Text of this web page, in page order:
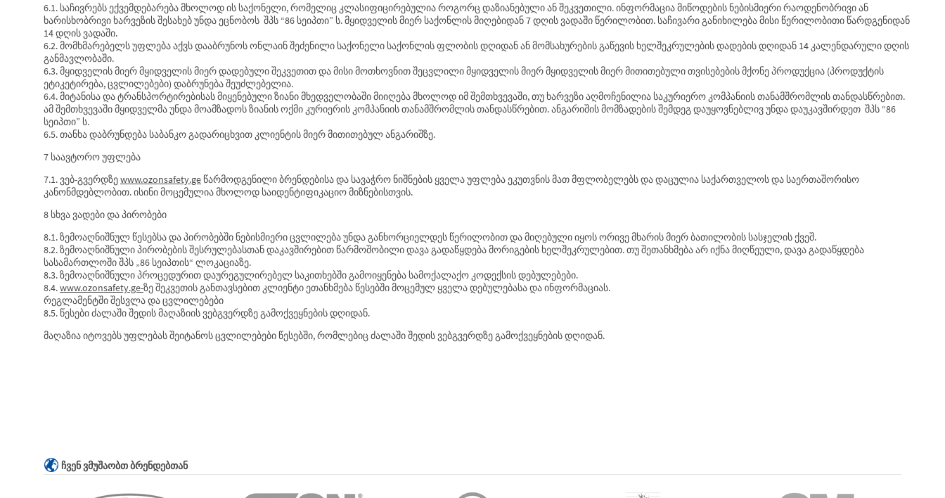
6.1. საჩივრებს ექვემდებარება მხოლოდ ის საქონელი, რომელიც კლასიფიცირებულია როგორც დაზიანებული ან შეკვეთილი. ინფორმაცია მიწოდების ნებისმიერი რაოდენობრივი ან
ხარისხობრივი ხარვეზის შესახებ უნდა ეცნობოს შპს “86 სეიპთი” ს. მყიდველის მიერ საქონლის მიღებიდან 7 დღის ვადაში წერილობით. საჩივარი განიხილება მისი წერილობითი წარდგენიდან
14 დღის ვადაში.
6.2. მომხმარებელს უფლება აქვს დააბრუნოს ონლაინ შეძენილი საქონელი საქონლის ფლობის დღიდან ან მომსახურების გაწევის ხელშეკრულების დადების დღიდან 14 კალენდარული დღის
განმავლობაში.
6.3. მყიდველის მიერ მყიდველის მიერ დადებული შეკვეთით და მისი მოთხოვნით შეცვლილი მყიდველის მიერ მყიდველის მიერ მითითებული თვისებების მქონე პროდუქცია (პროდუქტის
ეტიკეტირება, ცვლილებები) დაბრუნება შეუძლებელია.
6.4. მიტანისა და ტრანსპორტირებისას მიყენებული ზიანი მხედველობაში მიიღება მხოლოდ იმ შემთხვევაში, თუ ხარვეზი აღმოჩენილია საკურიერო კომპანიის თანამშრომლის თანდასწრებით.
ამ შემთხვევაში მყიდველმა უნდა მოამზადოს ზიანის ოქმი კურიერის კომპანიის თანამშრომლის თანდასწრებით. ანგარიშის მომზადების შემდეგ დაუყოვნებლივ უნდა დაუკავშირდეთ შპს “86
სეიპთი” ს.
6.5. თანხა დაბრუნდება საბანკო გადარიცხვით კლიენტის მიერ მითითებულ ანგარიშზე.
7 საავტორო უფლება
7.1. ვებ-გვერდზეwww.ozonsafety.ge წარმოდგენილი ბრენდებისა და სავაჭრო ნიშნების ყველა უფლება ეკუთვნის მათ მფლობელებს და დაცულია საქართველოს და საერთაშორისო
კანონმდებლობით. ისინი მოცემულია მხოლოდ საიდენტიფიკაციო მიზნებისთვის.
8 სხვა ვადები და პირობები
8.1. ზემოაღნიშნულ წესებსა და პირობებში ნებისმიერი ცვლილება უნდა განხორციელდეს წერილობით და მიღებული იყოს ორივე მხარის მიერ ბათილობის სასჯელის ქვეშ.
8.2. ზემოაღნიშნული პირობების შესრულებასთან დაკავშირებით წარმოშობილი დავა გადაწყდება მორიგების ხელშეკრულებით. თუ შეთანხმება არ იქნა მიღწეული, დავა გადაწყდება
სასამართლოში შპს „86 სეიპთის“ ლოკაციაზე.
8.3. ზემოაღნიშნული პროცედურით დაურეგულირებელ საკითხებში გამოიყენება სამოქალაქო კოდექსის დებულებები.
8.4.www.ozonsafety.ge-ზე შეკვეთის განთავსებით კლიენტი ეთანხმება წესებში მოცემულ ყველა დებულებასა და ინფორმაციას.
რეგლამენტში შესვლა და ცვლილებები
8.5. წესები ძალაში შედის მაღაზიის ვებგვერდზე გამოქვეყნების დღიდან.
მაღაზია იტოვებს უფლებას შეიტანოს ცვლილებები წესებში, რომლებიც ძალაში შედის ვებგვერდზე გამოქვეყნების დღიდან.
ᲩᲕᲔᲜ ᲕᲛᲣᲨᲐᲝᲑᲗ ᲑᲠᲔᲜᲓᲔᲑᲗᲐᲜ